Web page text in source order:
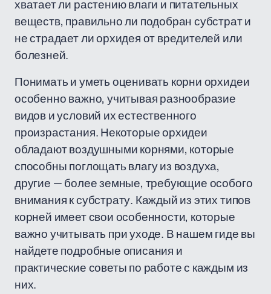
хватает ли растению влаги и питательных
веществ, правильно ли подобран субстрат и
не страдает ли орхидея от вредителей или
болезней.
Понимать и уметь оценивать корни орхидеи
особенно важно, учитывая разнообразие
видов и условий их естественного
произрастания. Некоторые орхидеи
обладают воздушными корнями, которые
способны поглощать влагу из воздуха,
другие — более земные, требующие особого
внимания к субстрату. Каждый из этих типов
корней имеет свои особенности, которые
важно учитывать при уходе. В нашем гиде вы
найдете подробные описания и
практические советы по работе с каждым из
них.